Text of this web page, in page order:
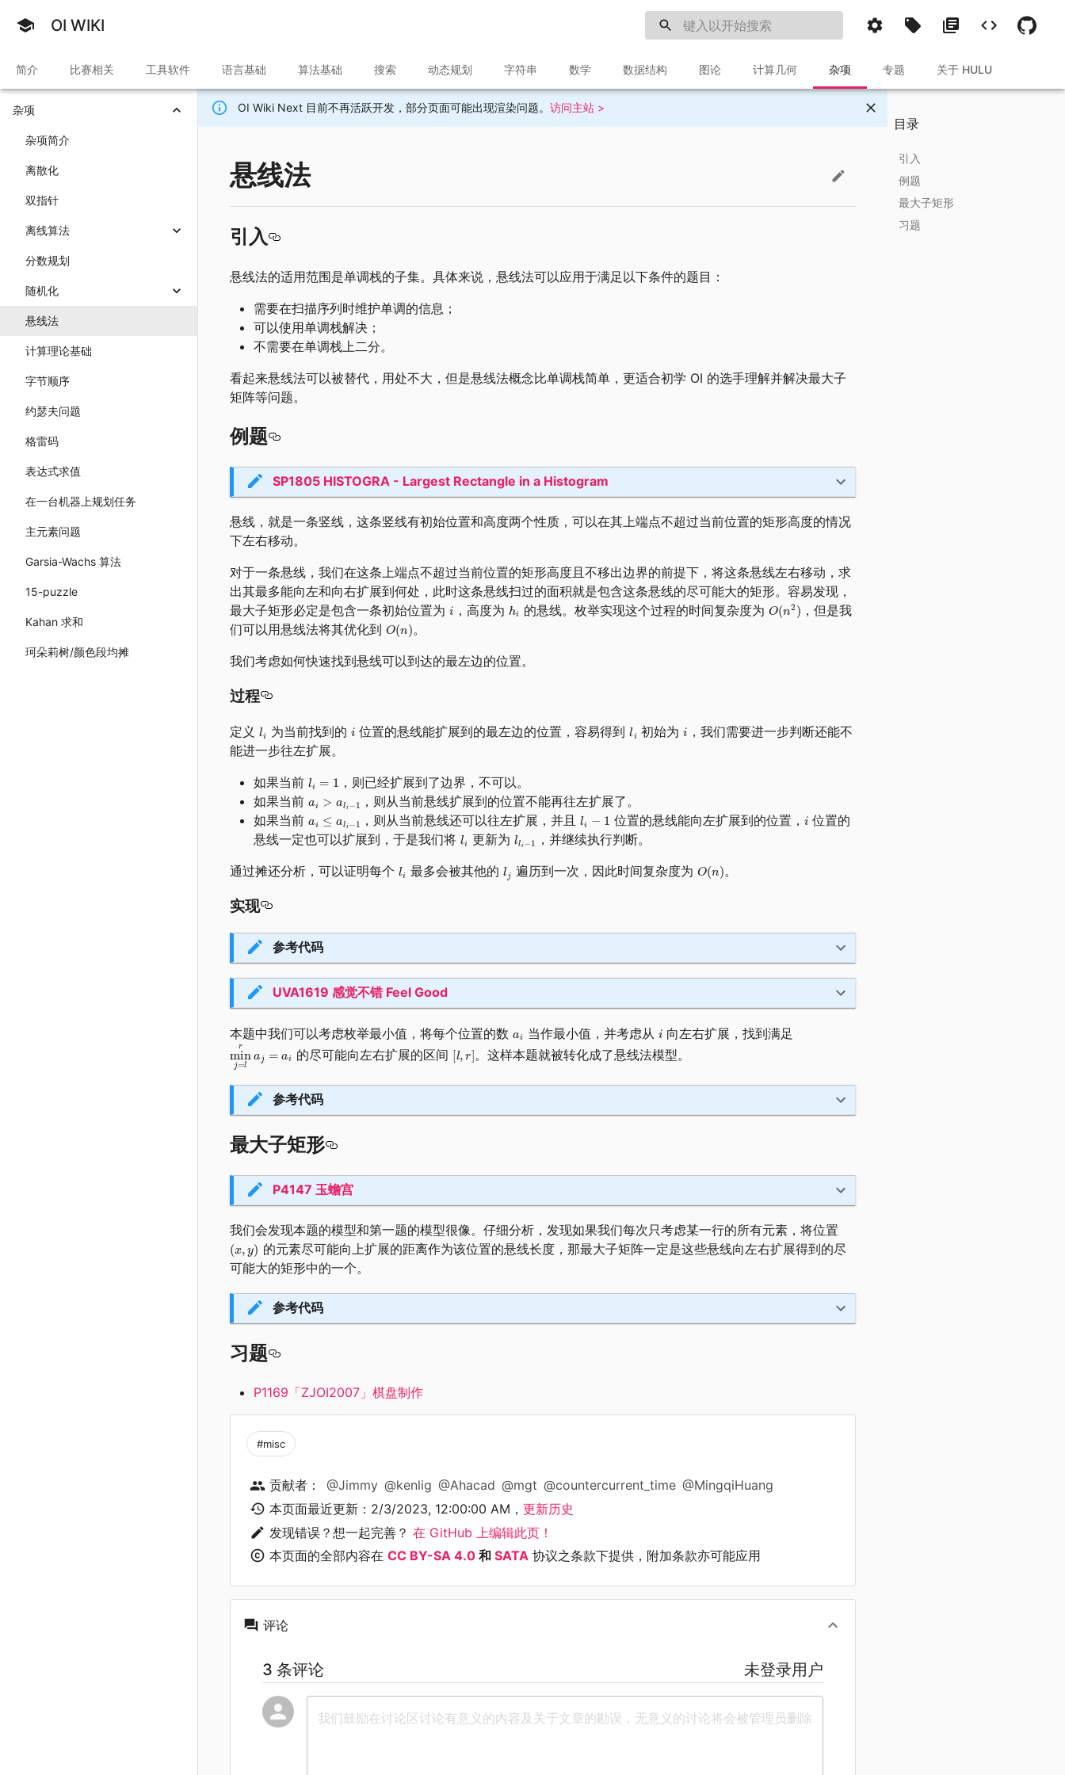
OI WIKI
简介 比赛相关 工具软件 语言基础 算法基础 搜索 动态规划 字符串 数学 数据结构 图论 计算几何 杂项 专题 关于 HULU
杂项
杂项简介
离散化
双指针
离线算法
分数规划
随机化
悬线法
计算理论基础
字节顺序
约瑟夫问题
格雷码
表达式求值
在一台机器上规划任务
主元素问题
Garsia-Wachs 算法
15-puzzle
Kahan 求和
珂朵莉树/颜色段均摊
OI Wiki Next 目前不再活跃开发，部分页面可能出现渲染问题。 访问主站 >
悬线法
引入
悬线法的适用范围是单调栈的子集。具体来说，悬线法可以应用于满足以下条件的题目：
需要在扫描序列时维护单调的信息；
可以使用单调栈解决；
不需要在单调栈上二分。
看起来悬线法可以被替代，用处不大，但是悬线法概念比单调栈简单，更适合初学 OI 的选手理解并解决最大子
矩阵等问题。
例题
SP1805 HISTOGRA - Largest Rectangle in a Histogram
悬线，就是一条竖线，这条竖线有初始位置和高度两个性质，可以在其上端点不超过当前位置的矩形高度的情况
下左右移动。
对于一条悬线，我们在这条上端点不超过当前位置的矩形高度且不移出边界的前提下，将这条悬线左右移动，求
出其最多能向左和向右扩展到何处，此时这条悬线扫过的面积就是包含这条悬线的尽可能大的矩形。容易发现，
最大子矩形必定是包含一条初始位置为
，高度为 的悬线。枚举实现这个过程的时间复杂度为
，但是我
们可以用悬线法将其优化到
。
我们考虑如何快速找到悬线可以到达的最左边的位置。
过程
定义 为当前找到的 位置的悬线能扩展到的最左边的位置，容易得到 初始为
，我们需要进一步判断还能不
能进一步往左扩展。
如果当前
，则已经扩展到了边界，不可以。
如果当前
，则从当前悬线扩展到的位置不能再往左扩展了。
如果当前
，则从当前悬线还可以往左扩展，并且 位置的悬线能向左扩展到的位置，
位置的
悬线一定也可以扩展到，于是我们将
更新为
，并继续执行判断。
通过摊还分析，可以证明每个
最多会被其他的 遍历到一次，因此时间复杂度为 。
实现
参考代码
UVA1619 感觉不错 Feel Good
本题中我们可以考虑枚举最小值，将每个位置的数 当作最小值，并考虑从
向左右扩展，找到满足
的尽可能向左右扩展的区间
。这样本题就被转化成了悬线法模型。
参考代码
最大子矩形
P4147 玉蟾宫
我们会发现本题的模型和第一题的模型很像。仔细分析，发现如果我们每次只考虑某一行的所有元素，将位置
的元素尽可能向上扩展的距离作为该位置的悬线长度，那最大子矩阵一定是这些悬线向左右扩展得到的尽
可能大的矩形中的一个。
参考代码
习题
P1169「ZJOI2007」棋盘制作
#misc
贡献者： @Jimmy @kenlig @Ahacad @mgt @countercurrent_time @MingqiHuang
本页面最近更新： 2/3/2023, 12:00:00 AM ， 更新历史
发现错误？想一起完善？ 在 GitHub 上编辑此页！
本页面的全部内容在 CC BY-SA 4.0 和 SATA 协议之条款下提供，附加条款亦可能应用
评论
3 条评论 未登录用户
目录
引入
例题
过程
实现
最大子矩形
习题